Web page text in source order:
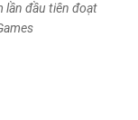
lần đầu tiên đoạt